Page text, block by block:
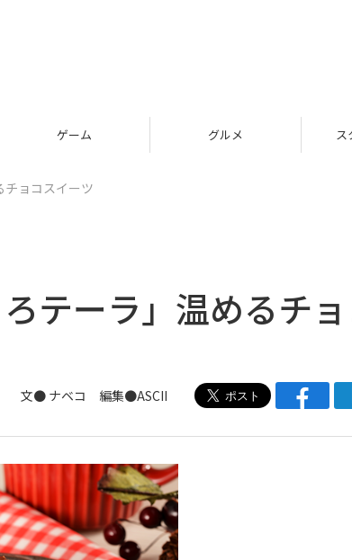
グルメ スタートアップ
チョコスイーツ
テーラ」温めるチ
文● ナベコ 編集●ASCII